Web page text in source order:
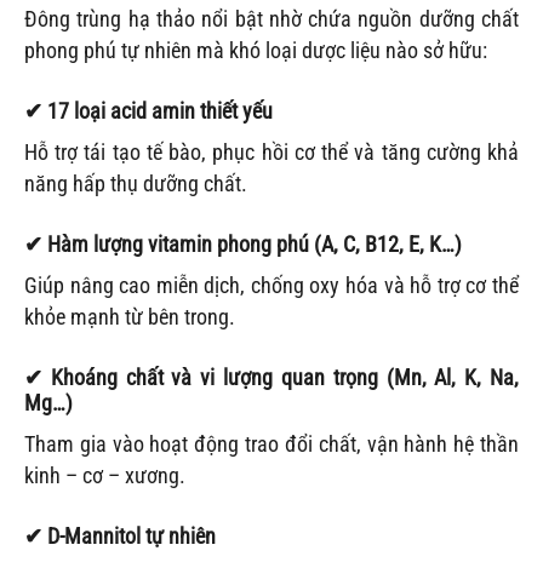
Đông trùng hạ thảo nổi bật nhờ chứa nguồn dưỡng chất
phong phú tự nhiên mà khó loại dược liệu nào sở hữu:
✔ 17 loại acid amin thiết yếu
Hỗ trợ tái tạo tế bào, phục hồi cơ thể và tăng cường khả
năng hấp thụ dưỡng chất.
✔ Hàm lượng vitamin phong phú (A, C, B12, E, K…)
Giúp nâng cao miễn dịch, chống oxy hóa và hỗ trợ cơ thể
khỏe mạnh từ bên trong.
✔ Khoáng chất và vi lượng quan trọng (Mn, Al, K, Na,
Mg…)
Tham gia vào hoạt động trao đổi chất, vận hành hệ thần
kinh – cơ – xương.
✔ D-Mannitol tự nhiên